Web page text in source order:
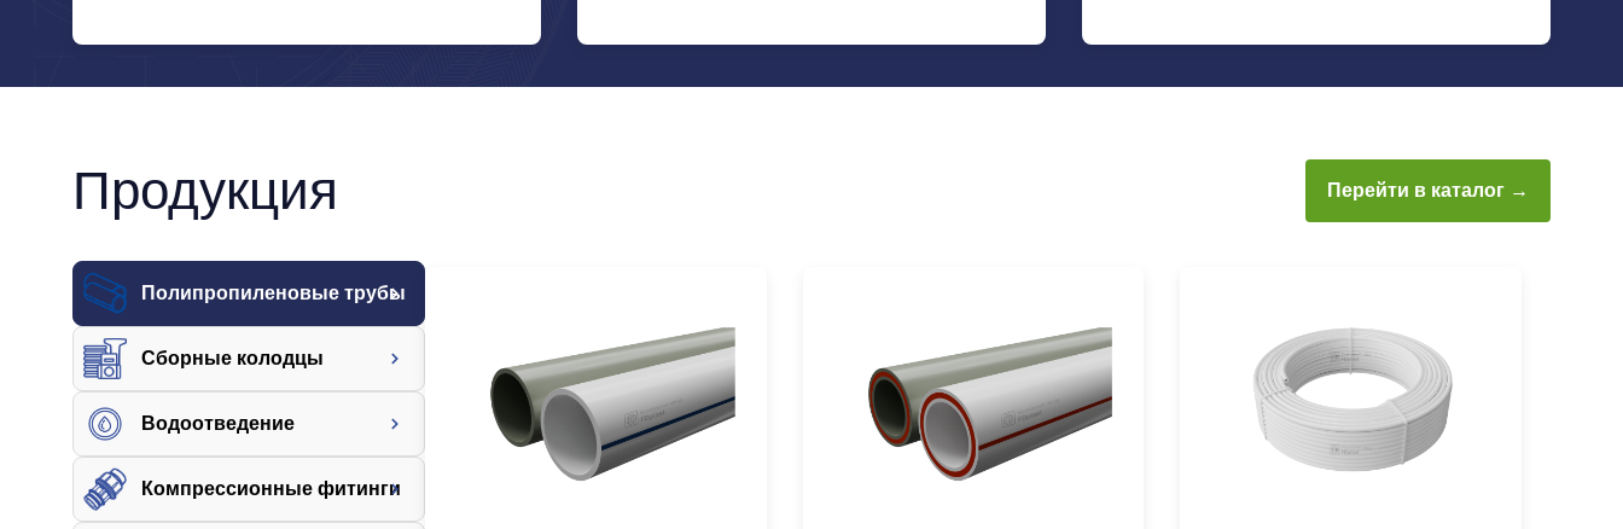
Продукция Перейти в каталог →
Полипропиленовые трубы
Сборные колодцы
Водоотведение
Компрессионные фитинги